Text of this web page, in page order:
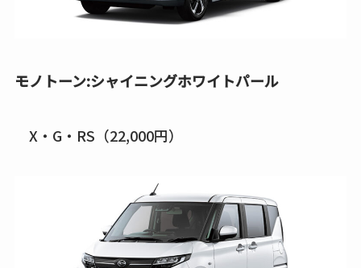
モノトーン:シャイニングホワイトパール
X・G・RS（22,000円）